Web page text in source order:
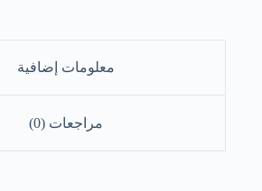
معلومات إضافية
مراجعات (0)